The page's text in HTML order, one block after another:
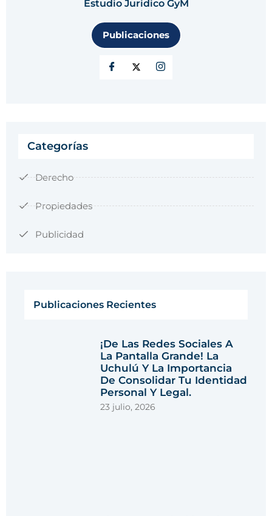
Estudio Juridico GyM
Publicaciones
Categorías
Derecho
Propiedades
Publicidad
Publicaciones Recientes
¡De Las Redes Sociales A
La Pantalla Grande! La
Uchulú Y La Importancia
De Consolidar Tu Identidad
Personal Y Legal.
23 julio, 2026